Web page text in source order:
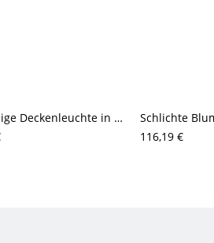
2-flammige Deckenleuchte in Kakao mit Naturholzdesign
116,19 €